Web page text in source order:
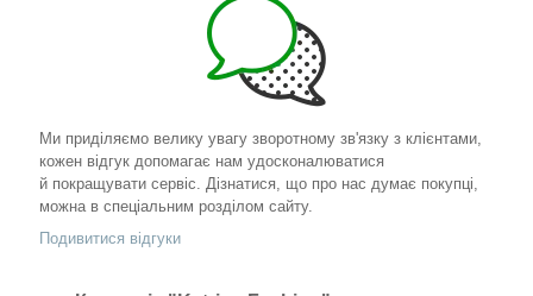
Ми приділяємо велику увагу зворотному зв'язку з клієнтами,
кожен відгук допомагає нам удосконалюватися
й покращувати сервіс. Дізнатися, що про нас думає покупці,
можна в спеціальним розділом сайту.
Подивитися відгуки